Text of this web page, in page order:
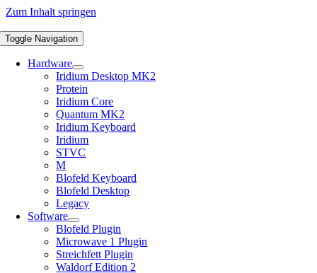
Zum Inhalt springen
Toggle Navigation
Hardware
Iridium Desktop MK2
Protein
Iridium Core
Quantum MK2
Iridium Keyboard
Iridium
STVC
M
Blofeld Keyboard
Blofeld Desktop
Legacy
Software
Blofeld Plugin
Microwave 1 Plugin
Streichfett Plugin
Waldorf Edition 2